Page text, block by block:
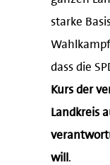
starke
dass die
Kurs der
Landkreis
will